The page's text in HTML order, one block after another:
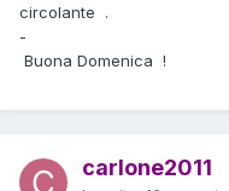
circolante .
-
Buona Domenica !
carlone2011